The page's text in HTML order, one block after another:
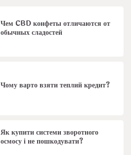
Чем CBD конфеты отличаются от
обычных сладостей
Чому варто взяти теплий кредит?
Як купити системи зворотного
осмосу і не пошкодувати?